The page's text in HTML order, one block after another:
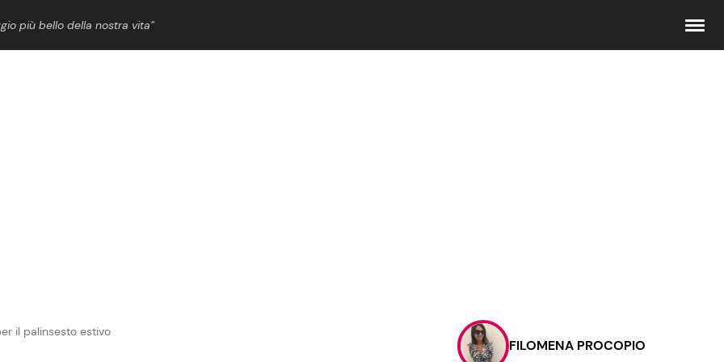
più bello della nostra vita”
Contattaci
Pubblicità
il palinsesto estivo
FILOMENA PROCOPIO